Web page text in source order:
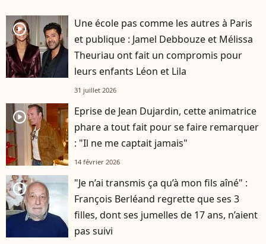
player2
Une école pas comme les autres à Paris
et publique : Jamel Debbouze et Mélissa
Theuriau ont fait un compromis pour
leurs enfants Léon et Lila
31 juillet 2026
player2
Eprise de Jean Dujardin, cette animatrice
phare a tout fait pour se faire remarquer
: "Il ne me captait jamais"
14 février 2026
player2
"Je n’ai transmis ça qu’à mon fils aîné" :
François Berléand regrette que ses 3
filles, dont ses jumelles de 17 ans, n’aient
pas suivi